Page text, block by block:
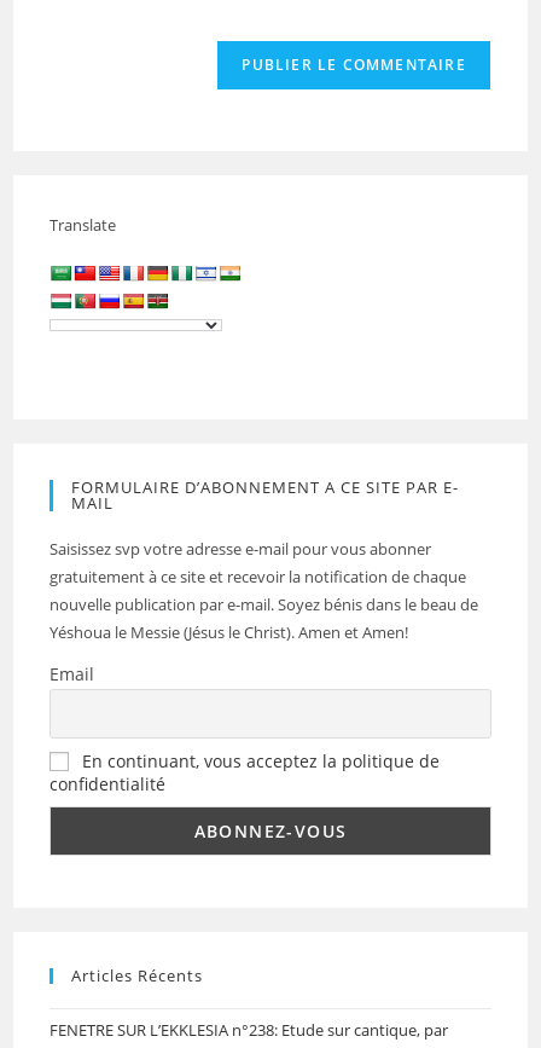
Translate
FORMULAIRE D’ABONNEMENT A CE SITE PAR E-
MAIL
Saisissez svp votre adresse e-mail pour vous abonner
gratuitement à ce site et recevoir la notification de chaque
nouvelle publication par e-mail. Soyez bénis dans le beau de
Yéshoua le Messie (Jésus le Christ). Amen et Amen!
Email
En continuant, vous acceptez la politique de
confidentialité
Articles Récents
FENETRE SUR L’EKKLESIA n°238: Etude sur cantique, par